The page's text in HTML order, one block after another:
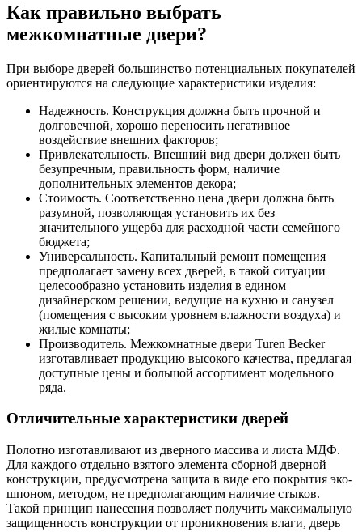
Как правильно выбрать
межкомнатные двери?
При выборе дверей большинство потенциальных покупателей
ориентируются на следующие характеристики изделия:
Надежность. Конструкция должна быть прочной и
долговечной, хорошо переносить негативное
воздействие внешних факторов;
Привлекательность. Внешний вид двери должен быть
безупречным, правильность форм, наличие
дополнительных элементов декора;
Стоимость. Соответственно цена двери должна быть
разумной, позволяющая установить их без
значительного ущерба для расходной части семейного
бюджета;
Универсальность. Капитальный ремонт помещения
предполагает замену всех дверей, в такой ситуации
целесообразно установить изделия в едином
дизайнерском решении, ведущие на кухню и санузел
(помещения с высоким уровнем влажности воздуха) и
жилые комнаты;
Производитель. Межкомнатные двери Turen Becker
изготавливает продукцию высокого качества, предлагая
доступные цены и большой ассортимент модельного
ряда.
Отличительные характеристики дверей
Полотно изготавливают из дверного массива и листа МДФ.
Для каждого отдельно взятого элемента сборной дверной
конструкции, предусмотрена защита в виде его покрытия эко-
шпоном, методом, не предполагающим наличие стыков.
Такой принцип нанесения позволяет получить максимальную
защищенность конструкции от проникновения влаги, дверь